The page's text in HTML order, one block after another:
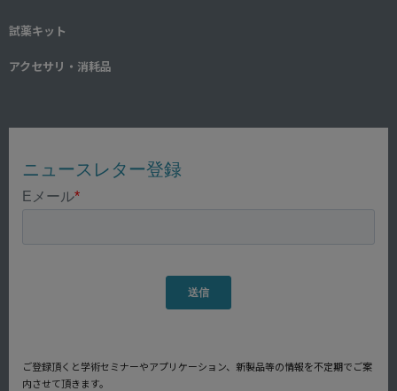
試薬キット
アクセサリ・消耗品
ご登録頂くと学術セミナーやアプリケーション、新製品等の情報を不定期でご案
内させて頂きます。